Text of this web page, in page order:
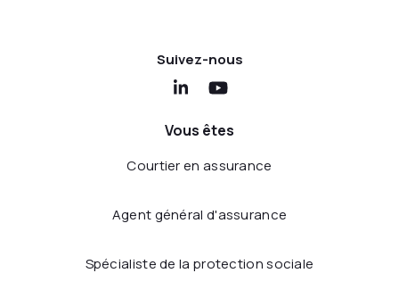
Suivez-nous
Vous êtes
Courtier en assurance
Agent général d'assurance
Spécialiste de la protection sociale